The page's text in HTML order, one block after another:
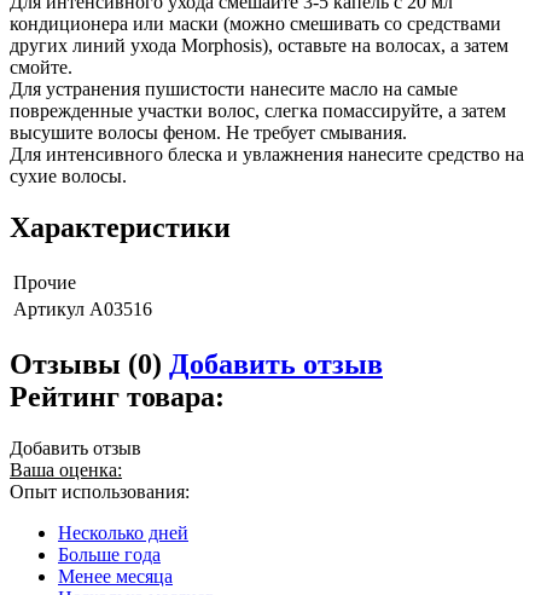
кондиционера или маски (можно смешивать со средствами
других линий ухода Morphosis), оставьте на волосах, а затем
смойте.
Для устранения пушистости нанесите масло на самые
поврежденные участки волос, слегка помассируйте, а затем
высушите волосы феном. Не требует смывания.
Для интенсивного блеска и увлажнения нанесите средство на
сухие волосы.
Характеристики
Прочие
Артикул A03516
Отзывы (0) Добавить отзыв
Рейтинг товара:
Добавить отзыв
Ваша оценка:
Опыт использования:
Несколько дней
Больше года
Менее месяца